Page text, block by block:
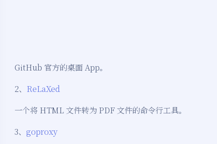
GitHub 官方的桌面 App。
2、 ReLaXed
一个将 HTML 文件转为 PDF 文件的命令行工具。
3、 goproxy